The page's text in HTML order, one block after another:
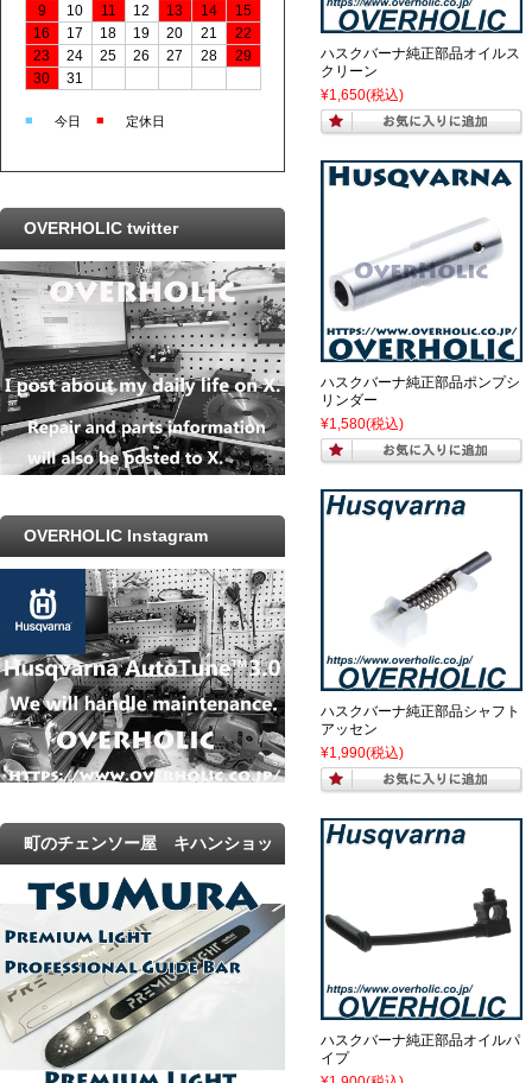
ハスクバーナ純正部品オイルス
クリーン
¥1,650(税込)
ハスクバーナ純正部品ポンプシ
リンダー
¥1,580(税込)
ハスクバーナ純正部品シャフト
アッセン
¥1,990(税込)
ハスクバーナ純正部品オイルパ
イプ
9
10 11 12 13 14
15
16
17 18 19 20 21
22
23
24 25 26 27 28
29
30
31
■ 今日 ■ 定休日
OVERHOLIC twitter
OVERHOLIC Instagram
町のチェンソー屋 キハンショッ
プ